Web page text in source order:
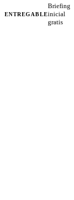
ENTREGABLE
Briefing
inicial
gratis